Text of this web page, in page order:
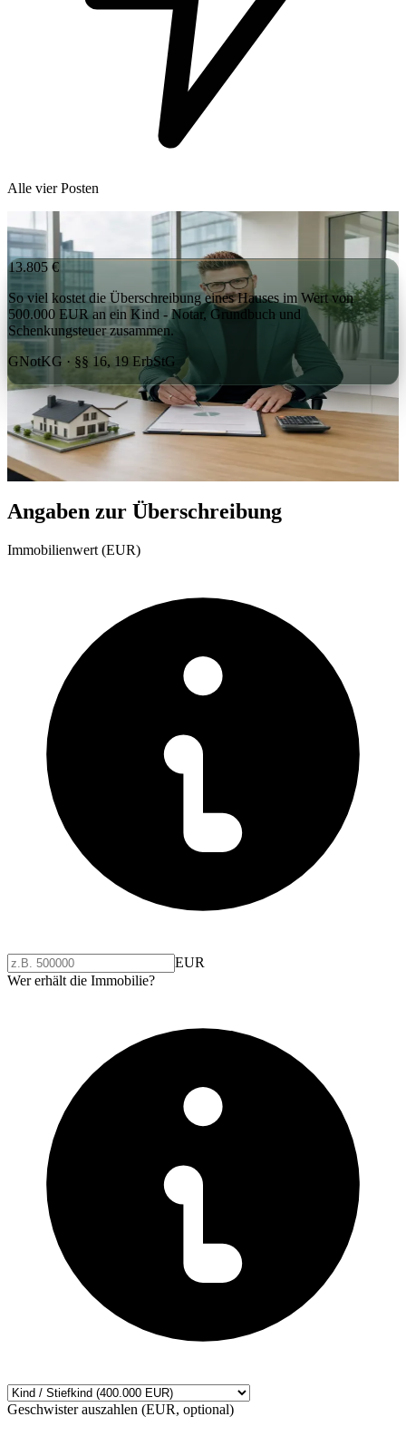
Alle vier Posten
Florian Enders, Steuerberater -Immobilie
steueroptimiert überschreiben
13.805 €
So viel kostet die Überschreibung eines Hauses im Wert von
500.000 EUR an ein Kind - Notar, Grundbuch und
Schenkungsteuer zusammen.
GNotKG · §§ 16, 19 ErbStG
Ehrlich: Der größte Brocken ist hier die Schenkungsteuer. Und
genau die lässt sich oft drücken - über die Zehn-Jahres-Frist, über
einen Nießbrauch, über die richtige Reihenfolge. Der Rechner zeigt
Ihnen den Status quo. Was sich optimieren lässt, sehen wir
gemeinsam.
Angaben zur Überschreibung
Immobilienwert (EUR)
EUR
Wer erhält die Immobilie?
Geschwister auszahlen (EUR, optional)